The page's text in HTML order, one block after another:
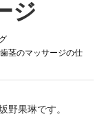
ジ
歯茎のマッサージの仕
野果琳です。